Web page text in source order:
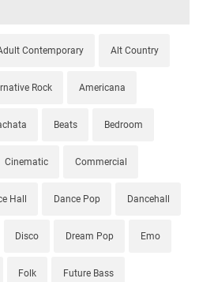
Contemporary Alt Country
Rock Americana
Beats Bedroom
Cinematic Commercial
Hall Dance Pop Dancehall
Disco Dream Pop Emo
Folk Future Bass